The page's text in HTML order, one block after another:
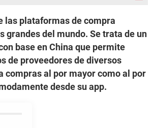
las plataformas de compra
grandes del mundo. Se trata de un
base en China que permite
de proveedores de diversos
compras al por mayor como al por
desde su app.